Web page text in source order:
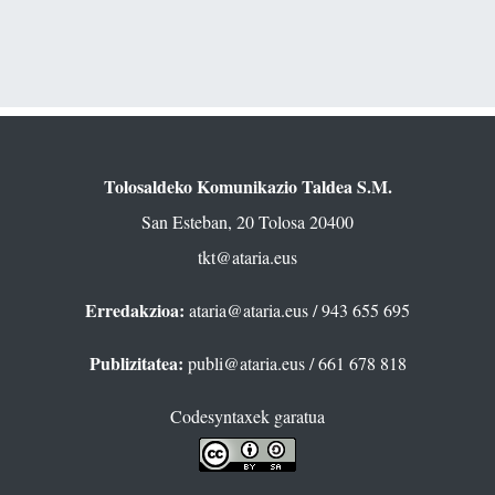
Tolosaldeko Komunikazio Taldea S.M.
San Esteban, 20 Tolosa 20400
tkt@ataria.eus
Erredakzioa: ataria@ataria.eus/ 943 655 695
Publizitatea: publi@ataria.eus/ 661 678 818
Codesyntaxek garatua